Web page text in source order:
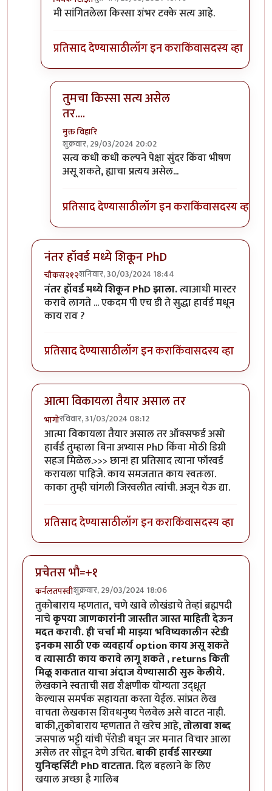
In reply toहास्यास्पद प्रतिसाद.byप्रचेतस
मी सांगितलेला किस्सा शंभर टक्के सत्य आहे.
प्रतिसाद देण्यासाठीलॉग इन कराकिंवासदस्य व्हा
तुमचा किस्सा सत्य असेल
तर....
मुक्त विहारि
शुक्रवार, 29/03/2024 20:02
In reply toमी सांगितलेला किस्सा शंभरby
सत्य कधी कधी कल्पने पेक्षा सुंदर किंवा भीषण
असू शकते, ह्याचा प्रत्यय असेल...
प्रतिसाद देण्यासाठीलॉग इन कराकिंवासदस्य व्हा
नंतर हॉवर्ड मध्ये शिकून PhD
चौकस२१२शनिवार, 30/03/2024 18:44
In reply toPhD करणे बारावी पासbyविवेकपटाईत
नंतर हॉवर्ड मध्ये शिकून PhD झाला.त्याआधी मास्टर
करावे लागते ... एकदम पी एच डी ते सुद्धा हार्वर्ड मधून
काय राव ?
प्रतिसाद देण्यासाठीलॉग इन कराकिंवासदस्य व्हा
आत्मा विकायला तैयार असाल तर
भागोरविवार, 31/03/2024 08:12
In reply toPhD करणे बारावी पासbyविवेकपटाईत
आत्मा विकायला तैयार असाल तर ऑक्सफर्ड असो
हार्वर्ड तुम्हाला बिना अभ्यास PhD किँवा मोठी डिग्री
सहज मिळेल.>>> छान! हा प्रतिसाद त्याना फॉरवर्ड
करायला पाहिजे. काय समजतात काय स्वतःला.
काका तुम्ही चांगली जिरवलीत त्यांची. अजून येऊ द्या.
प्रतिसाद देण्यासाठीलॉग इन कराकिंवासदस्य व्हा
प्रचेतस भौ=+१
कर्नलतपस्वीशुक्रवार, 29/03/2024 18:06
तुकोबाराय म्हणतात, चणे खावे लोखंडाचे तेव्हां ब्रह्मपदी
नाचेकृपया जाणकारांनी जास्तीत जास्त माहिती देऊन
मदत करावी. ही चर्चा मी माझ्या भविष्यकालीन स्टेडी
इनकम साठी एक व्यवहार्य option काय असू शकते
व त्यासाठी काय करावे लागू शकते , returns किती
मिळू शकतात याचा अंदाज येण्यासाठी सुरु केलीये.
लेखकाने स्वताची सद्य शैक्षणीक योग्यता उद्ध्रूत
केल्यास समर्पक सहायता करता येईल. सांप्रत लेख
वाचता लेखकास शिवधनुष्य पेलवेल असे वाटत नाही.
बाकी,तुकोबाराय म्हणतात ते खरेच आहे,तोलावा शब्द
जसपाल भट्टी यांची पॅरोडी बघून जर मनात विचार आला
असेल तर सोडून देणे उचित.बाकी हार्वर्ड सारख्या
युनिव्हर्सिटी PhD वाटतात.दिल बहलाने के लिए
खयाल अच्छा है गालिब